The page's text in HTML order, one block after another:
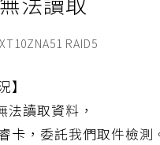
RAID5
】
法讀取資料，
卡，委託我們取件檢測